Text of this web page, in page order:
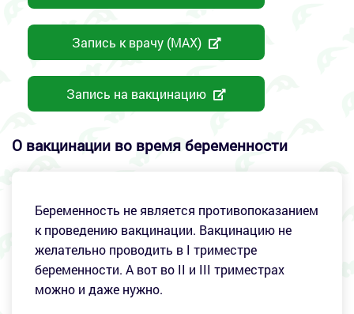
Запись к врачу (MAX)
Запись на вакцинацию
О вакцинации во время беременности
Беременность не является противопоказанием
к проведению вакцинации. Вакцинацию не
желательно проводить в I триместре
беременности. А вот во II и III триместрах
можно и даже нужно.